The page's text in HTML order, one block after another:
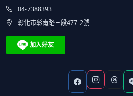
04-7388393
彰化市彰南路三段477-2號